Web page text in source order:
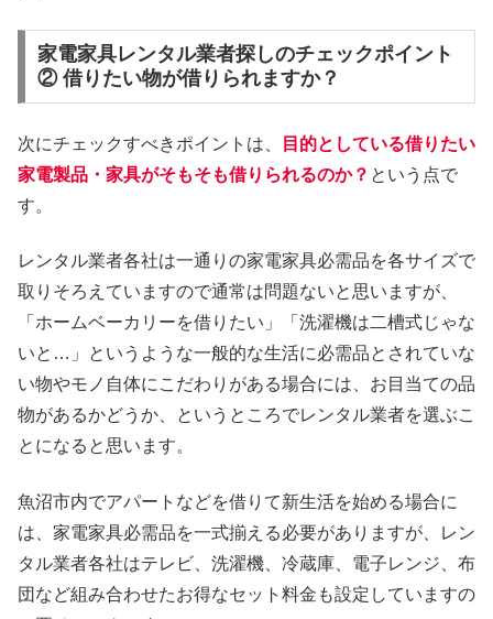
家電家具レンタル業者探しのチェックポイント
② 借りたい物が借りられますか？
次にチェックすべきポイントは、
目的としている借りたい
家電製品・家具がそもそも借りられるのか？ という点で
す。
レンタル業者各社は一通りの家電家具必需品を各サイズで
取りそろえていますので通常は問題ないと思いますが、
「ホームベーカリーを借りたい」「洗濯機は二槽式じゃな
いと…」というような一般的な生活に必需品とされていな
い物やモノ自体にこだわりがある場合には、お目当ての品
物があるかどうか、というところでレンタル業者を選ぶこ
とになると思います。
魚沼市内でアパートなどを借りて新生活を始める場合に
は、家電家具必需品を一式揃える必要がありますが、レン
タル業者各社はテレビ、洗濯機、冷蔵庫、電子レンジ、布
団など組み合わせたお得なセット料金も設定していますの